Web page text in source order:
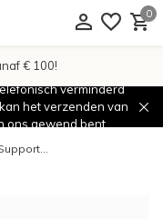
0
€ 100!
verminderd
het verzenden van
ons gewend bent.